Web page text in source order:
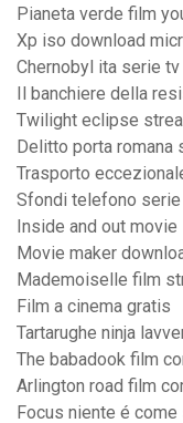
Pianeta verde film
Xp iso download
Chernobyl ita serie tv
Il banchiere della
Twilight eclipse
Delitto porta romana
Trasporto
Sfondi telefono
Inside and out movie
Movie maker
Mademoiselle film
Film a cinema gratis
Tartarughe ninja
The babadook film
Arlington road film
Focus niente é